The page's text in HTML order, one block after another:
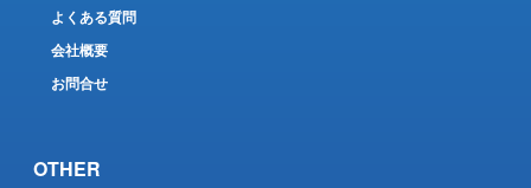
よくある質問
会社概要
お問合せ
OTHER